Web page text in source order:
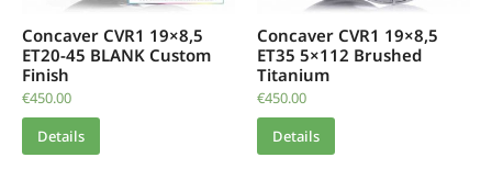
Concaver CVR1 19×8,5
ET20-45 BLANK Custom
Finish
€450.00
Details
Concaver CVR1 19×8,5
ET35 5×112 Brushed
Titanium
€450.00
Details